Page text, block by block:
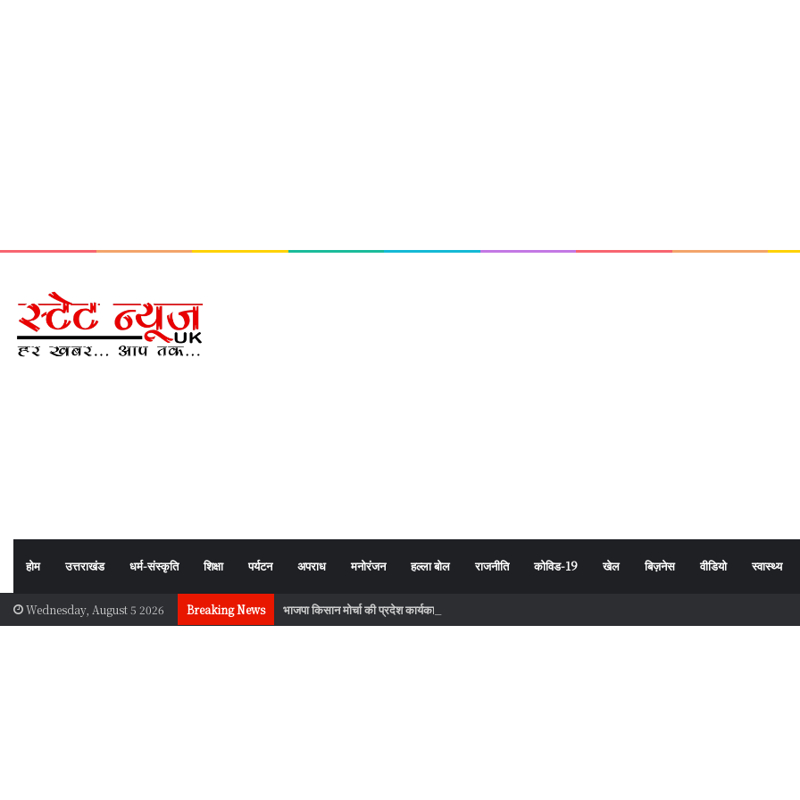
होम उत्तराखंड धर्म-संस्कृति शिक्षा पर्यटन अपराध मनोरंजन हल्ला बोल राजनीति कोविड-19 खेल बिज़नेस वीडियो स्वास्थ्य
Wednesday, August 5 2026 Breaking News भाजपा किसान मोर्चा की प्रदेश कार्यकारिणी में रमेश कुनियाल की एंट्री, कार्यकर्ताओं में खुशी की लहर